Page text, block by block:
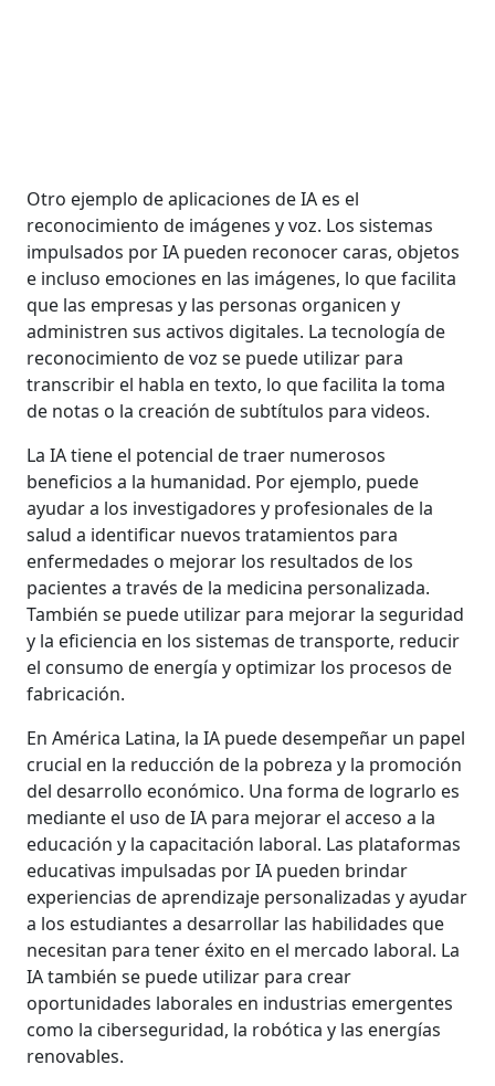
Otro ejemplo de aplicaciones de IA es el
reconocimiento de imágenes y voz. Los sistemas
impulsados por IA pueden reconocer caras, objetos
e incluso emociones en las imágenes, lo que facilita
que las empresas y las personas organicen y
administren sus activos digitales. La tecnología de
reconocimiento de voz se puede utilizar para
transcribir el habla en texto, lo que facilita la toma
de notas o la creación de subtítulos para videos.
La IA tiene el potencial de traer numerosos
beneficios a la humanidad. Por ejemplo, puede
ayudar a los investigadores y profesionales de la
salud a identificar nuevos tratamientos para
enfermedades o mejorar los resultados de los
pacientes a través de la medicina personalizada.
También se puede utilizar para mejorar la seguridad
y la eficiencia en los sistemas de transporte, reducir
el consumo de energía y optimizar los procesos de
fabricación.
En América Latina, la IA puede desempeñar un papel
crucial en la reducción de la pobreza y la promoción
del desarrollo económico. Una forma de lograrlo es
mediante el uso de IA para mejorar el acceso a la
educación y la capacitación laboral. Las plataformas
educativas impulsadas por IA pueden brindar
experiencias de aprendizaje personalizadas y ayudar
a los estudiantes a desarrollar las habilidades que
necesitan para tener éxito en el mercado laboral. La
IA también se puede utilizar para crear
oportunidades laborales en industrias emergentes
como la ciberseguridad, la robótica y las energías
renovables.